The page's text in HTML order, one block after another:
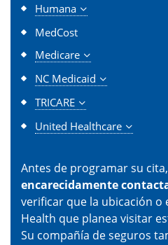
Humana
MedCost
Medicare
NC Medicaid
TRICARE
United Healthcare
Antes de programar su cita,
encarecidamente
verificar que la ubicación o
Health que planea visitar
Su compañía de seguros